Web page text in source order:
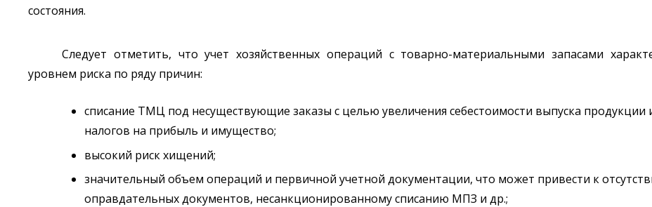
состояния.
Следует отметить, что учет хозяйственных операций с товарно-материальными запасами
уровнем риска по ряду причин:
списание ТМЦ под несуществующие заказы с целью увеличения себестоимости выпуска продукции
налогов на прибыль и имущество;
высокий риск хищений;
значительный объем операций и первичной учетной документации, что может привести к
оправдательных документов, несанкционированному списанию МПЗ и др.;